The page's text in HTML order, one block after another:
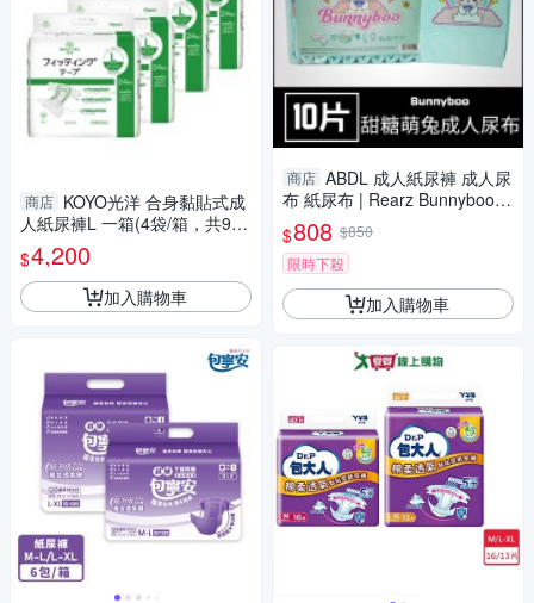
商店 KOYO光洋 合身黏貼式成
人紙尿褲L 一箱(4袋/箱，共96
片)
$4,200
加入購物車
商店 ABDL 成人紙尿褲 成人尿
布 紙尿布 | Rearz Bunnyboo
甜糖萌兔
$808 $850
限時下殺
加入購物車